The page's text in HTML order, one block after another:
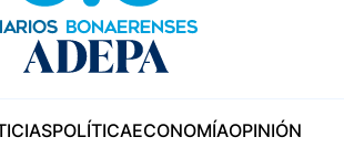
POLÍTICAECONOMÍAOPINIÓN